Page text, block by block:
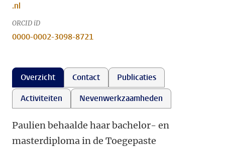
.nl
ORCID iD
0000-0002-3098-8721
Overzicht Contact
Publicaties
Activiteiten
Nevenwerkzaamheden
Paulien behaalde haar bachelor- en
masterdiploma in de Toegepaste